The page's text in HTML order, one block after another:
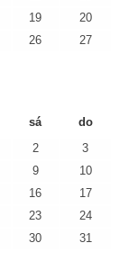
19
20
26
27
sá do
2
3
9
10
16
17
23
24
30 31